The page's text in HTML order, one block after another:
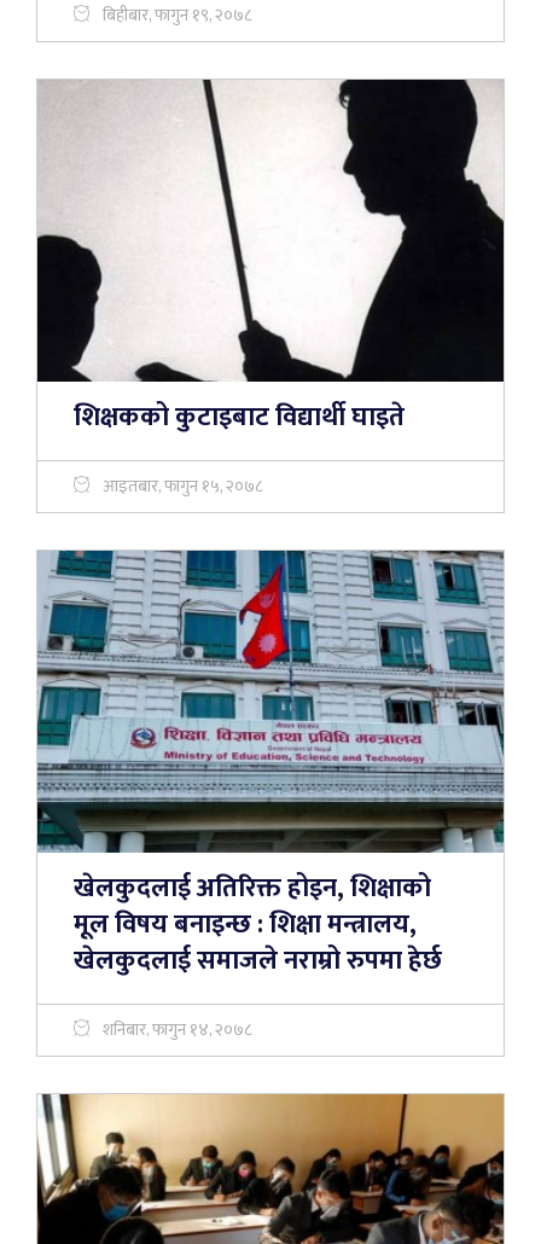
बिहीबार, फागुन १९, २०७८
शिक्षकको कुटाइबाट विद्यार्थी घाइते
आइतबार, फागुन १५, २०७८
खेलकुदलाई अतिरिक्त होइन, शिक्षाको
मूल विषय बनाइन्छ : शिक्षा मन्त्रालय,
खेलकुदलाई समाजले नराम्रो रुपमा हेर्छ
शनिबार, फागुन १४, २०७८